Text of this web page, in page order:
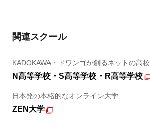
関連スクール
KADOKAWA・ドワンゴが創るネットの高校
N高等学校・S高等学校・R高等学校
日本発の本格的なオンライン大学
ZEN大学